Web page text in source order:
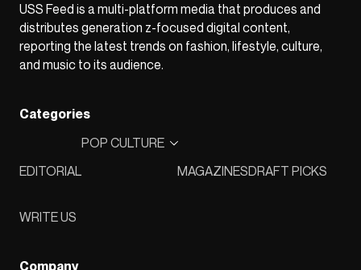
USS Feed is a multi-platform media that produces and
distributes generation z-focused digital content,
reporting the latest trends on fashion, lifestyle, culture,
and music to its audience.
Categories
EDITORIAL
POP CULTURE
MAGAZINESDRAFT PICKS
WRITE US
Company